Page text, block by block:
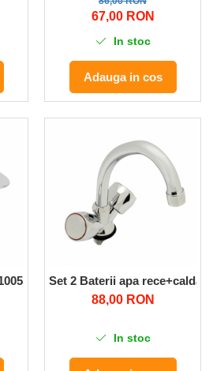
67,00 RON
In stoc
Adauga in cos
GF-1145 Micul Fermier
Set 2 Baterii apa rece+calda
88,00 RON
In stoc